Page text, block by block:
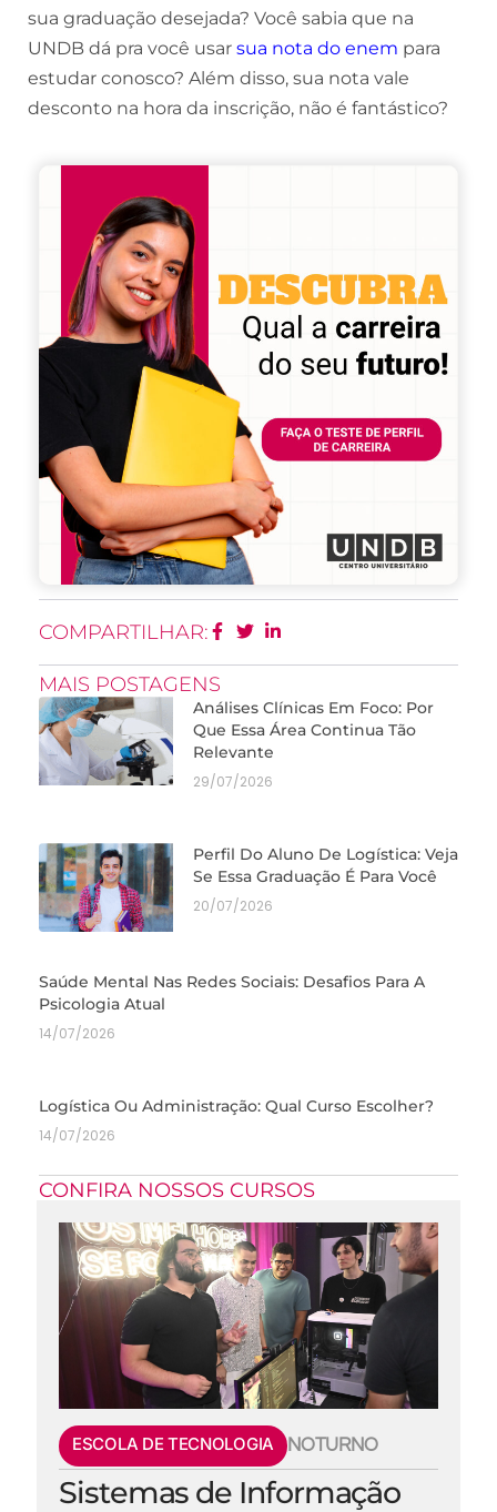
sua graduação desejada? Você sabia que na
UNDB dá pra você usar sua nota do enem para
estudar conosco? Além disso, sua nota vale
desconto na hora da inscrição, não é fantástico?
COMPARTILHAR:
MAIS POSTAGENS
Análises Clínicas Em Foco: Por
Que Essa Área Continua Tão
Relevante
29/07/2026
Perfil Do Aluno De Logística: Veja
Se Essa Graduação É Para Você
20/07/2026
Saúde Mental Nas Redes Sociais: Desafios Para A
Psicologia Atual
14/07/2026
Logística Ou Administração: Qual Curso Escolher?
14/07/2026
CONFIRA NOSSOS CURSOS
ESCOLA DE TECNOLOGIA NOTURNO
Sistemas de Informação